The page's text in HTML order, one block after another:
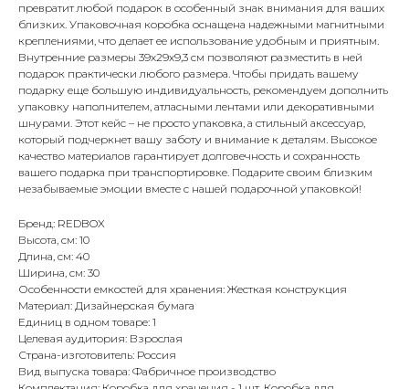
превратит любой подарок в особенный знак внимания для ваших
близких. Упаковочная коробка оснащена надежными магнитными
креплениями, что делает ее использование удобным и приятным.
Внутренние размеры 39х29х9,3 см позволяют разместить в ней
подарок практически любого размера. Чтобы придать вашему
подарку еще большую индивидуальность, рекомендуем дополнить
упаковку наполнителем, атласными лентами или декоративными
шнурами. Этот кейс – не просто упаковка, а стильный аксессуар,
который подчеркнет вашу заботу и внимание к деталям. Высокое
качество материалов гарантирует долговечность и сохранность
вашего подарка при транспортировке. Подарите своим близким
незабываемые эмоции вместе с нашей подарочной упаковкой!
Бренд: REDBOX
Высота, см: 10
Длина, см: 40
Ширина, см: 30
Особенности емкостей для хранения: Жесткая конструкция
Материал: Дизайнерская бумага
Единиц в одном товаре: 1
Целевая аудитория: Взрослая
Страна-изготовитель: Россия
Вид выпуска товара: Фабричное производство